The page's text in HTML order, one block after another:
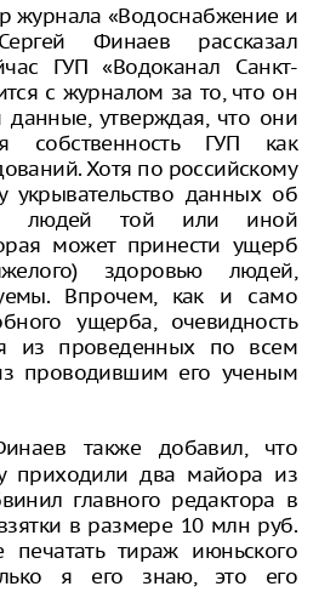
журнала «Водоснабжение и
Финаев рассказал
ГУП «Водоканал Санкт-
с журналом за то, что он
данные, утверждая, что они
собственность ГУП как
Хотя по российскому
укрывательство данных об
людей той или иной
может принести ущерб
здоровью людей,
Впрочем, как и само
ущерба, очевидность
из проведенных по всем
проводившим его ученым
также добавил, что
приходили два майора из
главного редактора в
в размере 10 млн руб.
тираж июньского
я его знаю, это его